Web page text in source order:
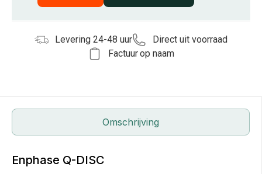
Levering 24-48 uur
Direct uit voorraad
Factuur op naam
Omschrijving
Enphase Q-DISC